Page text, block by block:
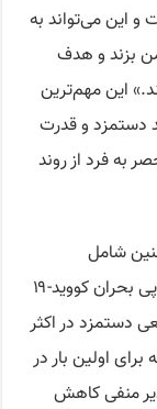
این می‌تواند به
بزند و هدف
این مهم‌ترین
دستمزد و قدرت
به فرد از روند
شامل
شواهدی در مورد چگونگی تحول دستمزدها در پی بحران کووید-۱۹
دستمزد در اکثر
اولین بار در
منفی کاهش